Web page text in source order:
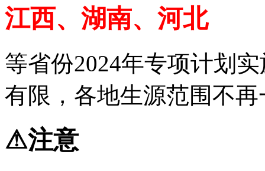
江西、湖南、河北
等省份2024年专项计划
有限，各地生源范围不
⚠注意